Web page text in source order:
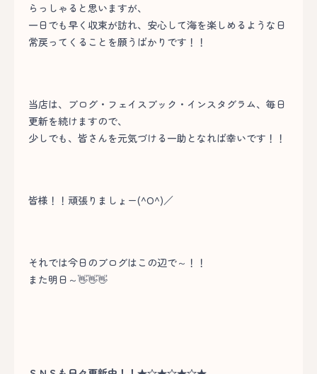
らっしゃると思いますが、
一日でも早く収束が訪れ、安心して海を楽しめるような日
常戻ってくることを願うばかりです！！
当店は、ブログ・フェイスブック・インスタグラム、毎日
更新を続けますので、
少しでも、皆さんを元気づける一助となれば幸いです！！
皆様！！頑張りましょー(^O^)／
それでは今日のブログはこの辺で～！！
また明日～👋👋👋